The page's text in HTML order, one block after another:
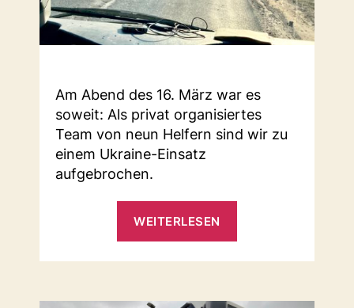
Am Abend des 16. März war es
soweit: Als privat organisiertes
Team von neun Helfern sind wir zu
einem Ukraine-Einsatz
aufgebrochen.
WEITERLESEN